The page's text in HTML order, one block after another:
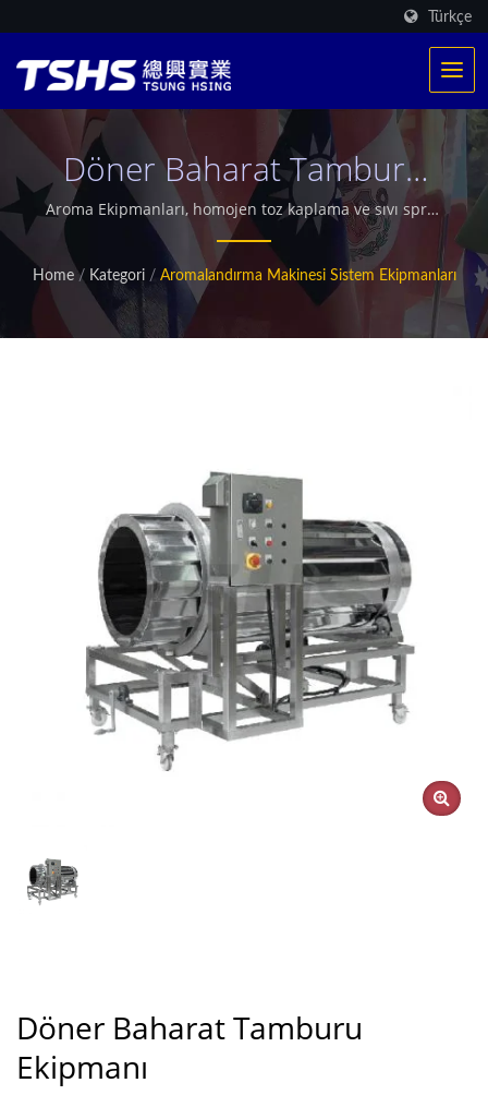
Türkçe
Döner Baharat Tamburu
Ekipmanı
Aroma Ekipmanları, homojen toz kaplama ve sıvı sprey
uygulaması sağlamak için gelişmiş Aroma Makinesi
teknolojisini Dönme Aroma Tamburu tasarımı ile
entegre eder. Patates cipsleri, kuruyemişler, ekstrüde
atıştırmalıklar ve çeşitli gıda ürünleri için tasarlanan
sistem, tutarlı aroma kaplaması, hassas dozaj kontrolü
var. Dünyada 500'den fazla kızartma üretimi sağladık.
Ayrıca özelleştirilmiş mikrodalga endüstriyel kurutucu
sunuyoruz.
Home / Kategori / Aromalandırma Makinesi Sistem Ekipmanları
Döner Baharat Tamburu
Ekipmanı